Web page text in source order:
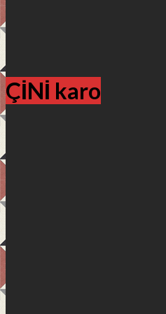
ÇİNİ karo